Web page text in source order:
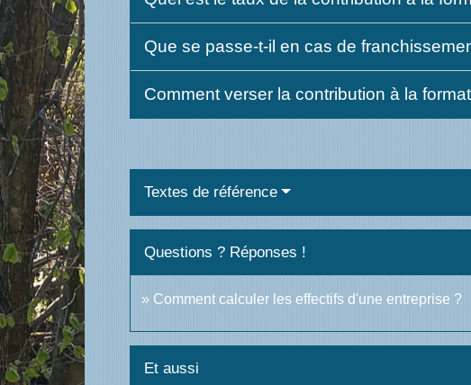
Que se passe-t-il en cas de
Comment verser la contribution à la
Textes de référence
Questions ? Réponses !
Comment calculer les effectifs d'une entreprise ?
Et aussi